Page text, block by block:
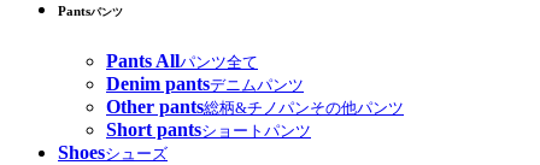
Pantsパンツ
Pants Allパンツ全て
Denim pantsデニムパンツ
Other pants総柄&チノパンその他パンツ
Short pantsショートパンツ
Shoesシューズ